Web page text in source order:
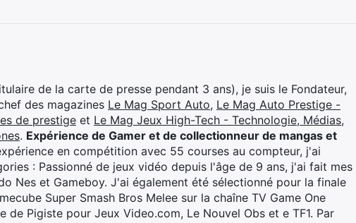
de la carte de presse pendant 3 ans), je suis le Fondateur,
des magazines Le Mag Sport Auto, Le Mag Auto Prestige -
de prestige et Le Mag Jeux High-Tech - Technologie, Médias,
. Expérience de Gamer et de collectionneur de mangas et
en compétition avec 55 courses au compteur, j'ai
: Passionné de jeux vidéo depuis l'âge de 9 ans, j'ai fait mes
Nes et Gameboy. J'ai également été sélectionné pour la finale
Super Smash Bros Melee sur la chaîne TV Game One
de Pigiste pour Jeux Video.com, Le Nouvel Obs et e TF1. Par